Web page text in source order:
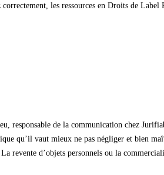
les ressources en Droits de
responsable de la communication chez
qu’il vaut mieux ne pas négliger et bien
revente d’objets personnels ou la